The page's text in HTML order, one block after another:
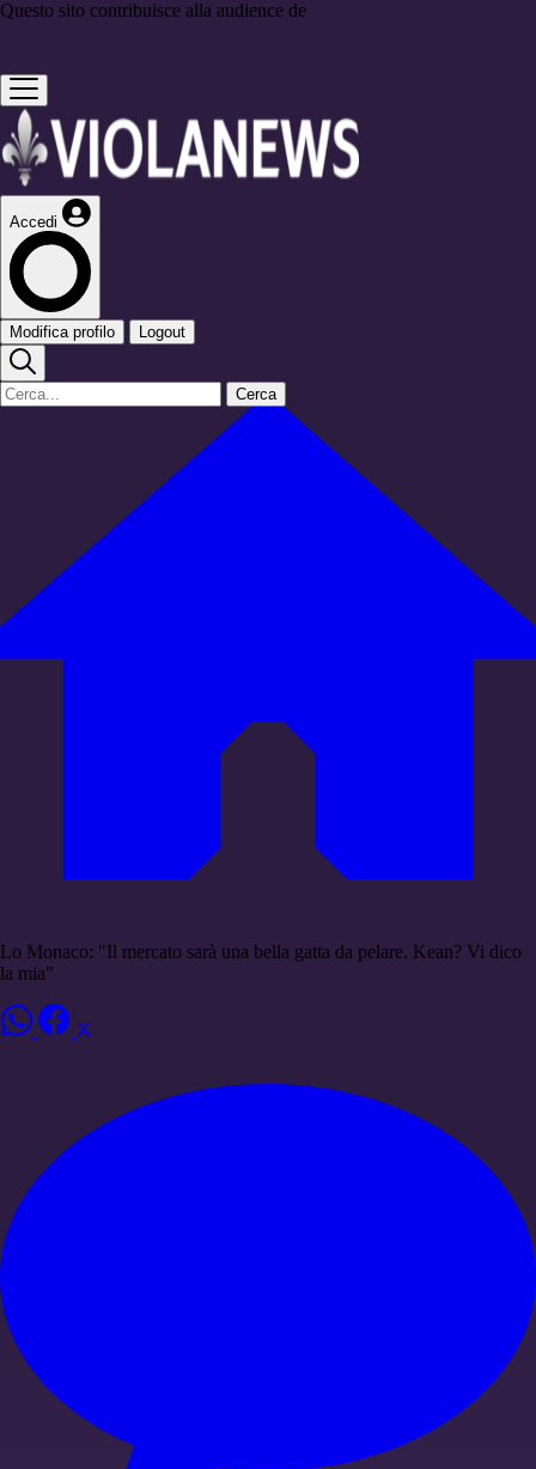
Questo sito contribuisce alla audience de
Accedi
Modifica profilo Logout
Cerca
Lo Monaco: "Il mercato sarà una bella gatta da pelare. Kean? Vi dico
la mia"